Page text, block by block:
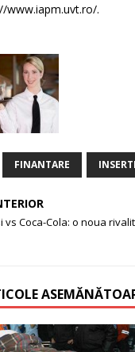
www.iapm.uvt.ro/.
FINANTARE
vs Coca-Cola: o noua